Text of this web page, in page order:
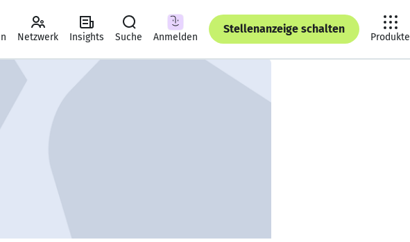
Netzwerk Insights Suche Anmelden
Stellenanzeige schalten
Produkte